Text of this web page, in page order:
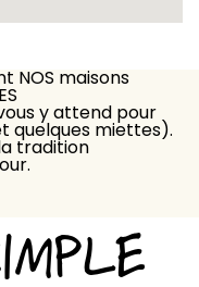
NOS maisons
y attend pour
quelques miettes).
tradition